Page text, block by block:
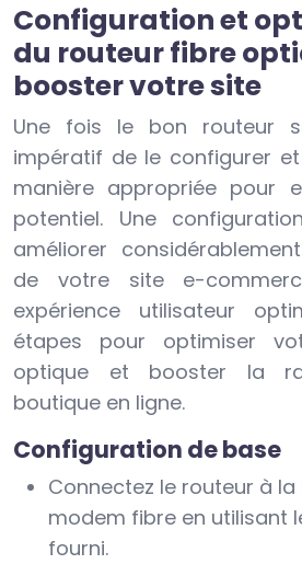
Configuration et
du routeur fibre
booster votre site
Une fois le bon routeur
impératif de le configurer
manière appropriée pour
potentiel. Une
améliorer
de votre site e-
expérience utilisateur
étapes pour optimiser
optique et booster la
boutique en ligne.
Configuration de base
Connectez le routeur à
modem fibre en utilisant
fourni.